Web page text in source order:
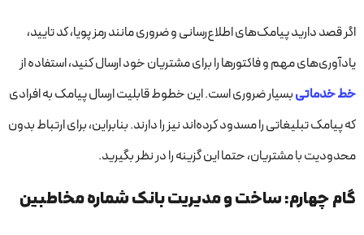
اگر قصد دارید پیامک‌های اطلاع‌رسانی و ضروری مانند رمز پویا، کد تایید،
یادآوری‌های مهم و فاکتورها را برای مشتریان خود ارسال کنید، استفاده از
خط خدماتیبسیار ضروری است. این خطوط قابلیت ارسال پیامک به افرادی
که پیامک تبلیغاتی را مسدود کرده‌اند نیز را دارند. بنابراین، برای ارتباط بدون
محدودیت با مشتریان، حتما این گزینه را در نظر بگیرید.
گام چهارم: ساخت و مدیریت بانک شماره مخاطبین